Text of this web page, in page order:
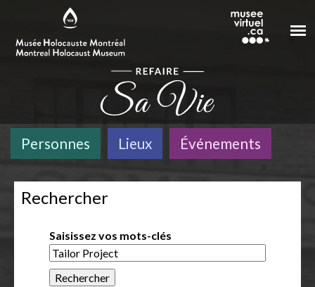
Personnes Lieux Événements
Rechercher
Saisissez vos mots-clés